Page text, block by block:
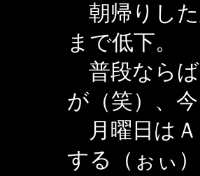
朝帰りした
まで低下。
普段ならば
が（笑）、
月曜日はＡ
する（ぉぃ）